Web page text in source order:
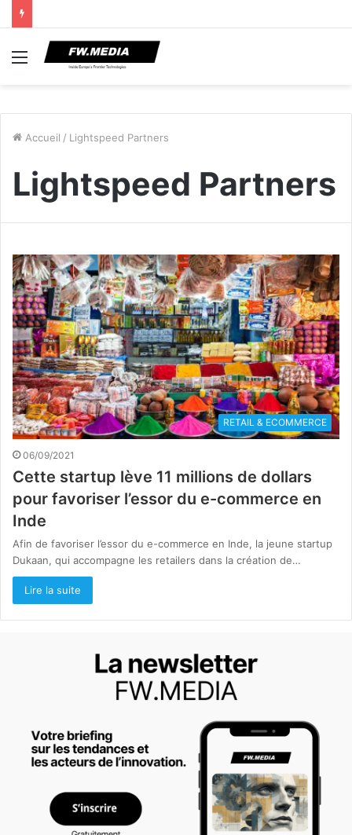
Menu
Accueil / Lightspeed Partners
Lightspeed Partners
RETAIL & ECOMMERCE
06/09/2021
Cette startup lève 11 millions de dollars
pour favoriser l’essor du e-commerce en
Inde
Afin de favoriser l’essor du e-commerce en Inde, la jeune startup
Dukaan, qui accompagne les retailers dans la création de…
Lire la suite